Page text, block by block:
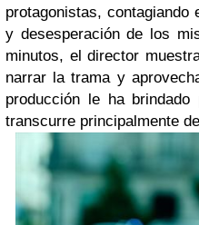
protagonistas, contagiando
y desesperación de los
minutos, el director
narrar la trama y
producción le ha
transcurre principalmente